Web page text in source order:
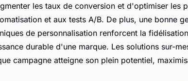
les taux de conversion et d'optimiser les
et aux tests A/B. De plus, une bonne
de personnalisation renforcent la
durable d'une marque. Les solutions sur-
campagne atteigne son plein potentiel,